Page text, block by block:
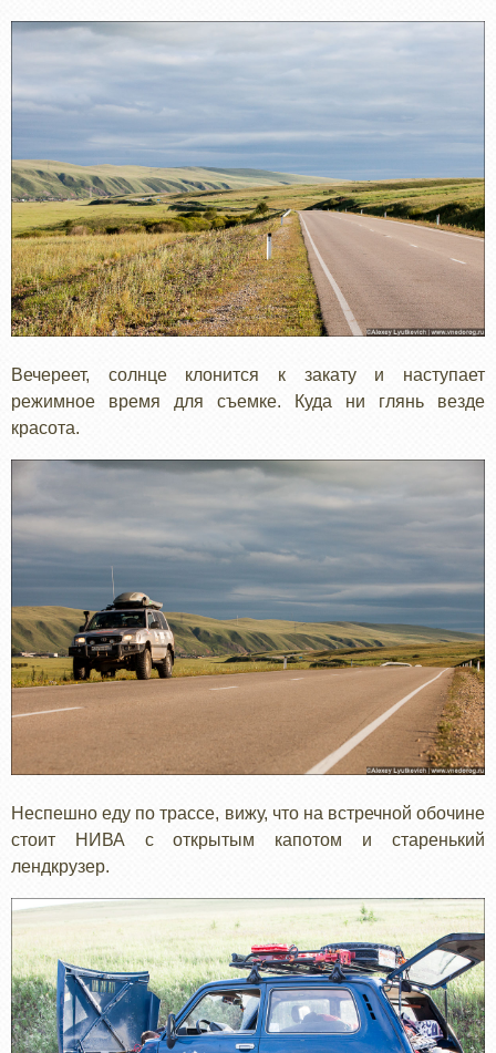
Вечереет, солнце клонится к закату и наступает
режимное время для съемке. Куда ни глянь везде
красота.
Неспешно еду по трассе, вижу, что на встречной обочине
стоит НИВА с открытым капотом и старенький
лендкрузер.